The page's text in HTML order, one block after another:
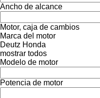
Ancho de alcance
Motor, caja de cambios
Marca del motor
Deutz Honda
mostrar todos
Modelo de motor
Potencia de motor